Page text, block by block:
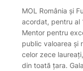
MOL România și
acordat, pentru al
Mentor pentru
public valoarea și
celor zece
din toată țara.